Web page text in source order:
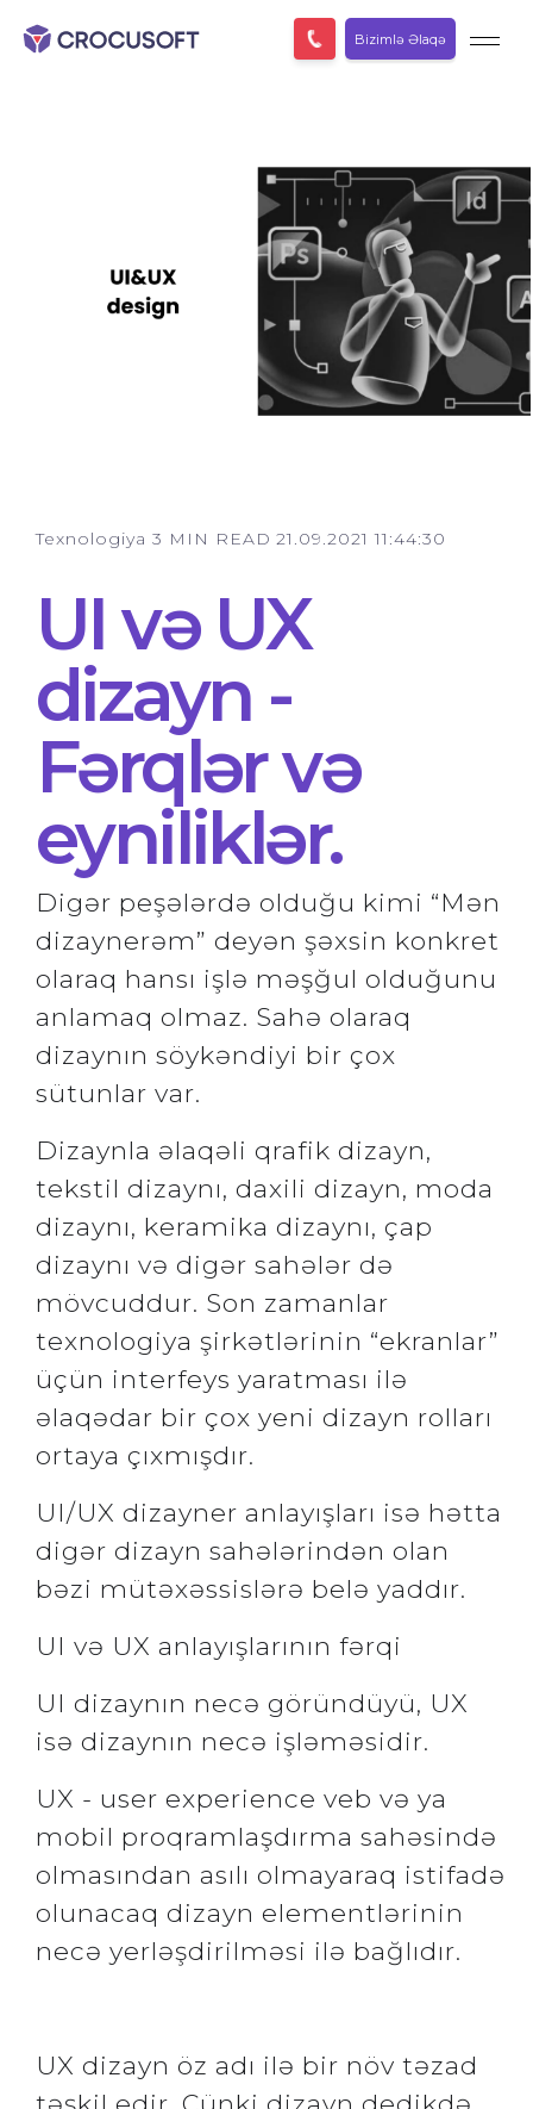
Bizimlə Əlaqə
Texnologiya 3 MIN READ 21.09.2021 11:44:30
UI və UX
dizayn -
Fərqlər və
eyniliklər.
Digər peşələrdə olduğu kimi “Mən
dizaynerəm” deyən şəxsin konkret
olaraq hansı işlə məşğul olduğunu
anlamaq olmaz. Sahə olaraq
dizaynın söykəndiyi bir çox
sütunlar var.
Dizaynla əlaqəli qrafik dizayn,
tekstil dizaynı, daxili dizayn, moda
dizaynı, keramika dizaynı, çap
dizaynı və digər sahələr də
mövcuddur. Son zamanlar
texnologiya şirkətlərinin “ekranlar”
üçün interfeys yaratması ilə
əlaqədar bir çox yeni dizayn rolları
ortaya çıxmışdır.
UI/UX dizayner anlayışları isə hətta
digər dizayn sahələrindən olan
bəzi mütəxəssislərə belə yaddır.
UI və UX anlayışlarının fərqi
UI dizaynın necə göründüyü, UX
isə dizaynın necə işləməsidir.
UX - user experience veb və ya
mobil proqramlaşdırma sahəsində
olmasından asılı olmayaraq istifadə
olunacaq dizayn elementlərinin
necə yerləşdirilməsi ilə bağlıdır.
UX dizayn öz adı ilə bir növ təzad